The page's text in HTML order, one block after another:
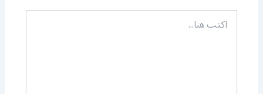
اكتب
هنا...